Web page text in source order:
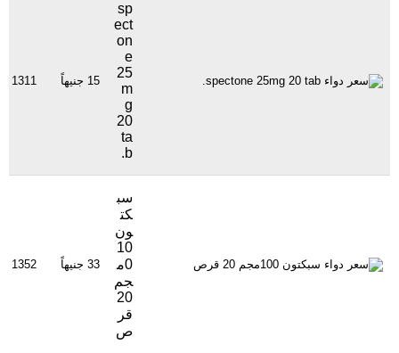
sp
ect
on
e
25
m
g
20
ta
b.
15 جنيهاً 1311 مشاهدة
سب
كت
ون
10
0م
جم
20
قر
ص
33 جنيهاً 1352 مشاهدة